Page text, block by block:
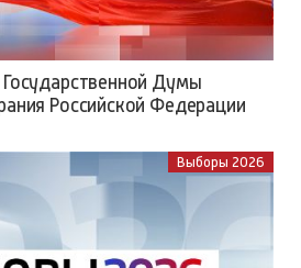
Думы
Российской Федерации
Выборы 2026